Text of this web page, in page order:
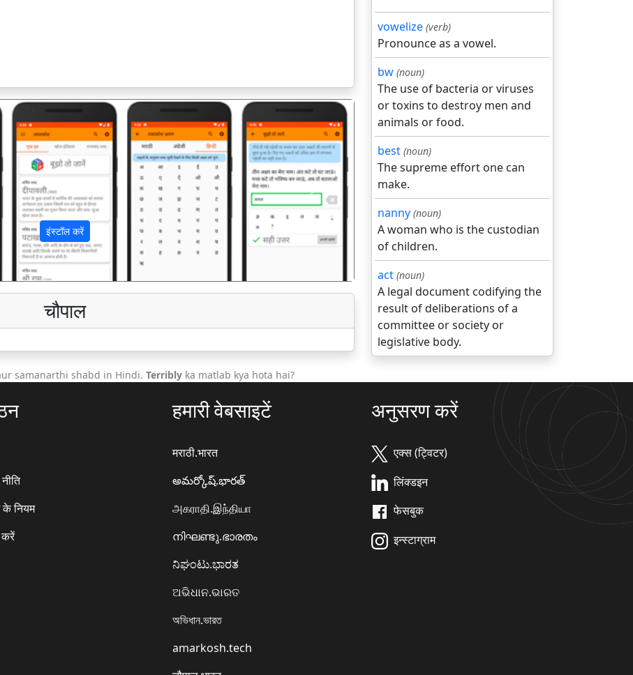
इंस्टॉल करें
अगला
चौपाल
vowelize (verb)
Pronounce as a vowel.
bw (noun)
The use of bacteria or viruses
or toxins to destroy men and
animals or food.
best (noun)
The supreme effort one can
make.
nanny (noun)
A woman who is the custodian
of children.
act (noun)
A legal document codifying the
result of deliberations of a
committee or society or
legislative body.
samanarthi shabd in Hindi. Terribly ka matlab kya hota hai?
के नियम
करें
हमारी वेबसाइटें
मराठी.भारत
అమర్కోష్.భారత్
அகராதி.இந்தியா
നിഘണ്ടു.ഭാരതം
ನಿಘಂಟು.ಭಾರತ
ଅଭିଧାନ.ଭାରତ
অভিধান.ভারত
amarkosh.tech
अनुसरण करें
एक्स (ट्विटर)
लिंक्डइन
फेसबुक
इन्स्टाग्राम